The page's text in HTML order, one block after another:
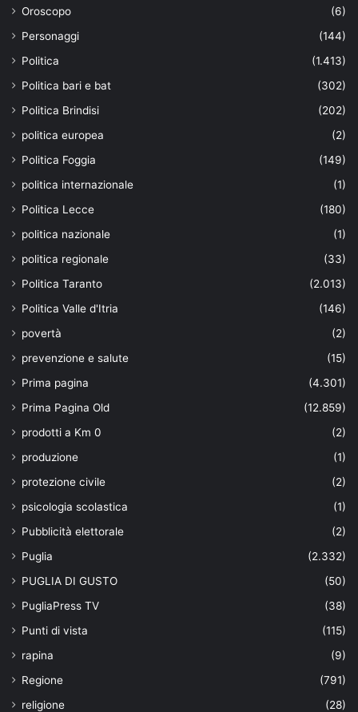
Oroscopo
(6)
Personaggi
(144)
Politica
(1.413)
Politica bari e bat
(302)
Politica Brindisi
(202)
politica europea
(2)
Politica Foggia
(149)
politica internazionale
(1)
Politica Lecce
(180)
politica nazionale
(1)
politica regionale
(33)
Politica Taranto
(2.013)
Politica Valle d'Itria
(146)
povertà
(2)
prevenzione e salute
(15)
Prima pagina
(4.301)
Prima Pagina Old
(12.859)
prodotti a Km 0
(2)
produzione
(1)
protezione civile
(2)
psicologia scolastica
(1)
Pubblicità elettorale
(2)
Puglia
(2.332)
PUGLIA DI GUSTO
(50)
PugliaPress TV
(38)
Punti di vista
(115)
rapina
(9)
Regione
(791)
religione
(28)